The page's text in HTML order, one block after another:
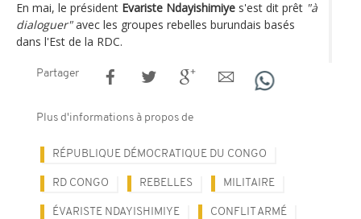
En mai, le président Evariste Ndayishimiye s'est dit prêt "à
dialoguer"avec les groupes rebelles burundais basés
dans l'Est de la RDC.
Partager
Plus d'informations à propos de
RÉPUBLIQUE DÉMOCRATIQUE DU CONGO
RD CONGO REBELLES MILITAIRE
ÉVARISTE NDAYISHIMIYE CONFLIT ARMÉ